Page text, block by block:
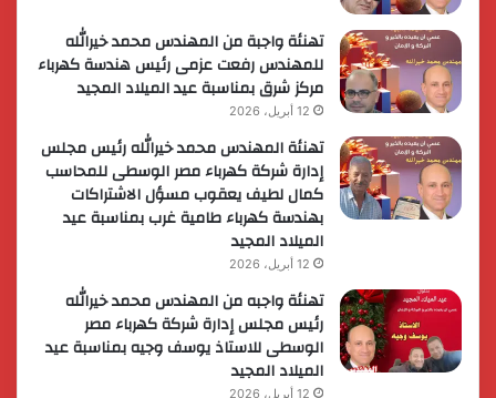
تهنئة واجبة من المهندس محمد خيرالله
للمهندس رفعت عزمى رئيس هندسة كهرباء
مركز شرق بمناسبة عيد الميلاد المجيد
12 أبريل، 2026
تهنئة المهندس محمد خيرالله رئيس مجلس
إدارة شركة كهرباء مصر الوسطى للمحاسب
كمال لطيف يعقوب مسؤل الاشتراكات
بهندسة كهرباء طامية غرب بمناسبة عيد
الميلاد المجيد
12 أبريل، 2026
تهنئة واجبه من المهندس محمد خيرالله
رئيس مجلس إدارة شركة كهرباء مصر
الوسطى للاستاذ يوسف وجيه بمناسبة عيد
الميلاد المجيد
12 أبريل، 2026